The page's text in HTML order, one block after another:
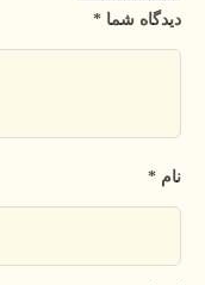
دیدگاه شما *
نام *